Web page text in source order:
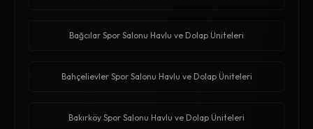
Bağcılar Spor Salonu Havlu ve Dolap Üniteleri
Bahçelievler Spor Salonu Havlu ve Dolap Üniteleri
Bakırköy Spor Salonu Havlu ve Dolap Üniteleri